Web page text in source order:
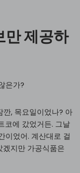
만 제공하
은가?
, 목요일이었나? 아
코에 갔었거든. 그날
이었어. 계산대로 걸
지만 가공식품은